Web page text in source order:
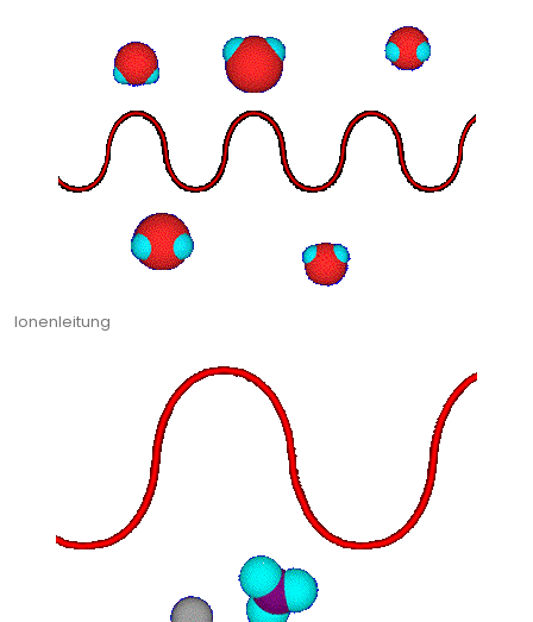
Ionenleitung